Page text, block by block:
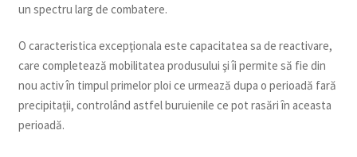
un spectru larg de combatere.
O caracteristica excepţionala este capacitatea sa de reactivare,
care completează mobilitatea produsului şi îi permite să fie din
nou activ în timpul primelor ploi ce urmează dupa o perioadă fară
precipitaţii, controlând astfel buruienile ce pot rasări în aceasta
perioadă.